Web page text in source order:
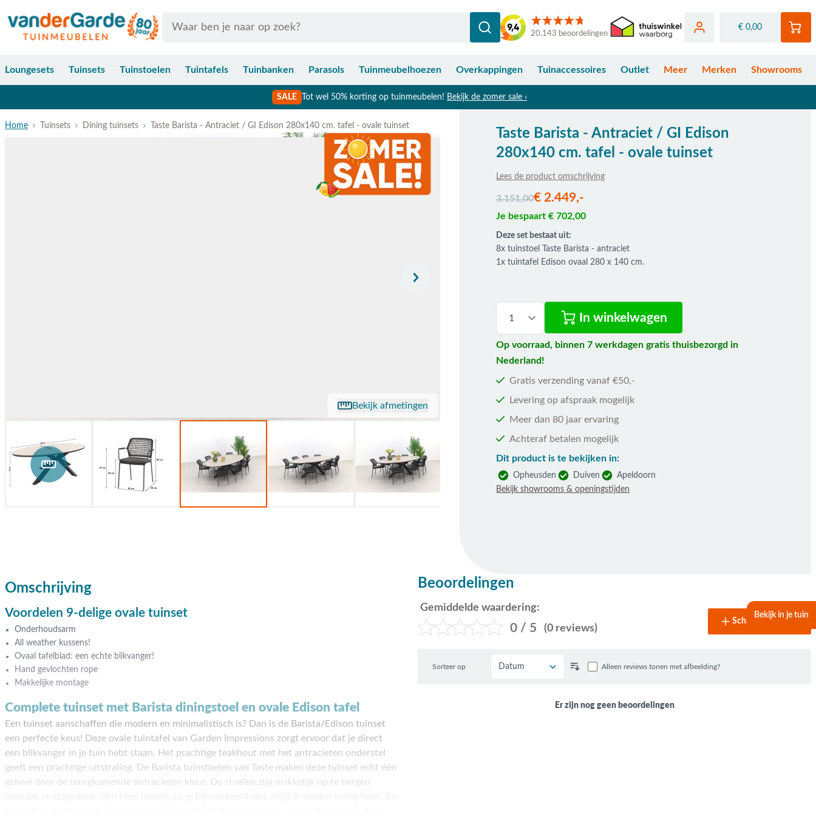
20.143 beoordelingen
€ 0,00
Loungesets Tuinsets Tuinstoelen Tuintafels Tuinbanken Parasols Tuinmeubelhoezen Overkappingen Tuinaccessoires Outlet Meer Merken Showrooms
SALE Tot wel 50% korting op tuinmeubelen! Bekijk de zomer sale ›
Bekijk in je tuin
Home Tuinsets Dining tuinsets Taste Barista - Antraciet / GI Edison 280x140 cm. tafel - ovale tuinset
Bekijk afmetingen
Taste Barista - Antraciet / GI Edison
280x140 cm. tafel - ovale tuinset
Lees de product omschrijving
3.151,00€ 2.449,-
Je bespaart € 702,00
Deze set bestaat uit:
8x tuinstoel Taste Barista - antraciet
1x tuintafel Edison ovaal 280 x 140 cm.
In winkelwagen
Op voorraad, binnen 7 werkdagen gratis thuisbezorgd in
Nederland!
Gratis verzending vanaf €50,-
Levering op afspraak mogelijk
Meer dan 80 jaar ervaring
Achteraf betalen mogelijk
Dit product is te bekijken in:
Opheusden Duiven
Apeldoorn
Bekijk showrooms & openingstijden
Omschrijving
Voordelen 9-delige ovale tuinset
Onderhoudsarm
All weather kussens!
Ovaal tafelblad: een echte blikvanger!
Hand gevlochten rope
Makkelijke montage
Complete tuinset met Barista diningstoel en ovale Edison tafel
Een tuinset aanschaffen die modern en minimalistisch is? Dan is de Barista/Edison tuinset
een perfecte keus! Deze ovale tuintafel van Garden Impressions zorgt ervoor dat je direct
een blikvanger in je tuin hebt staan. Het prachtige teakhout met het antracieten onderstel
geeft een prachtige uitstraling. De Barista tuinstoelen van Taste maken deze tuinset echt één
geheel door de terugkomende antracieten kleur. De stoelen zijn makkelijk op te bergen
Beoordelingen
Gemiddelde waardering:
0 / 5 (0 reviews)
Schrijf een review
Alleen reviews tonen met afbeelding?
Sorteer op
Er zijn nog geen beoordelingen